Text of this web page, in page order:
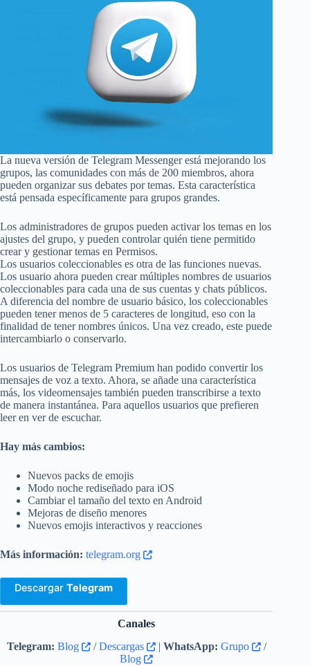
La nueva versión de Telegram Messenger está mejorando los
grupos, las comunidades con más de 200 miembros, ahora
pueden organizar sus debates por temas. Esta característica
está pensada específicamente para grupos grandes.
Los administradores de grupos pueden activar los temas en los
ajustes del grupo, y pueden controlar quién tiene permitido
crear y gestionar temas en Permisos.
Los usuarios coleccionables es otra de las funciones nuevas.
Los usuario ahora pueden crear múltiples nombres de usuarios
coleccionables para cada una de sus cuentas y chats públicos.
A diferencia del nombre de usuario básico, los coleccionables
pueden tener menos de 5 caracteres de longitud, eso con la
finalidad de tener nombres únicos. Una vez creado, este puede
intercambiarlo o conservarlo.
Los usuarios de Telegram Premium han podido convertir los
mensajes de voz a texto. Ahora, se añade una característica
más, los videomensajes también pueden transcribirse a texto
de manera instantánea. Para aquellos usuarios que prefieren
leer en ver de escuchar.
Hay más cambios:
Nuevos packs de emojis
Modo noche rediseñado para iOS
Cambiar el tamaño del texto en Android
Mejoras de diseño menores
Nuevos emojis interactivos y reacciones
Más información: telegram.org
Descargar Telegram
Canales
Telegram: Blog /Descargas | WhatsApp: Grupo
/
Blog